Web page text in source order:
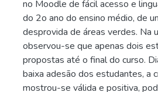
no Moodle de fácil acesso e
do 2o ano do ensino médio, de
desprovida de áreas verdes. Na
observou-se que apenas dois
propostas até o final do curso.
baixa adesão dos estudantes, a
mostrou-se válida e positiva,